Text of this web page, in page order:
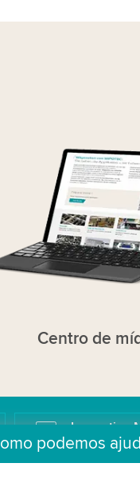
Centro de
podemos
Innovation
O Blog